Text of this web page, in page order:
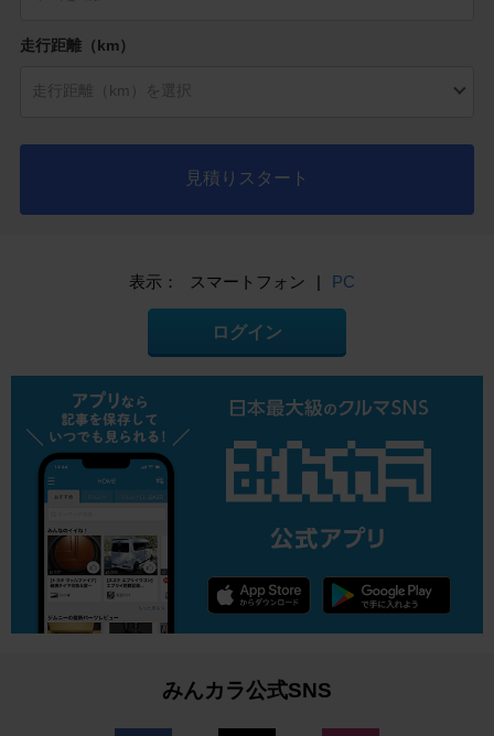
走行距離（km）
見積りスタート
表示： スマートフォン | PC
ログイン
みんカラ公式SNS